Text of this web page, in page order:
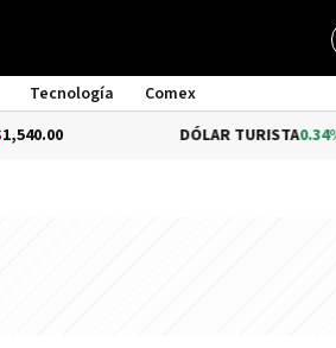
Tecnología
Comex
DÓLAR TURISTA0.34%$1,976.00